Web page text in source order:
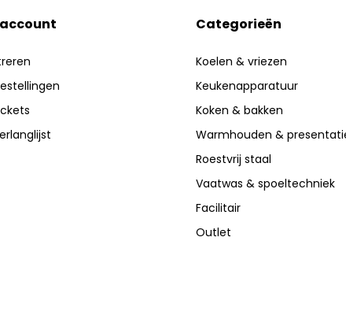
Categorieën
Koelen & vriezen
Keukenapparatuur
Koken & bakken
Warmhouden &
Roestvrij staal
Vaatwas & spoeltechniek
Facilitair
Outlet